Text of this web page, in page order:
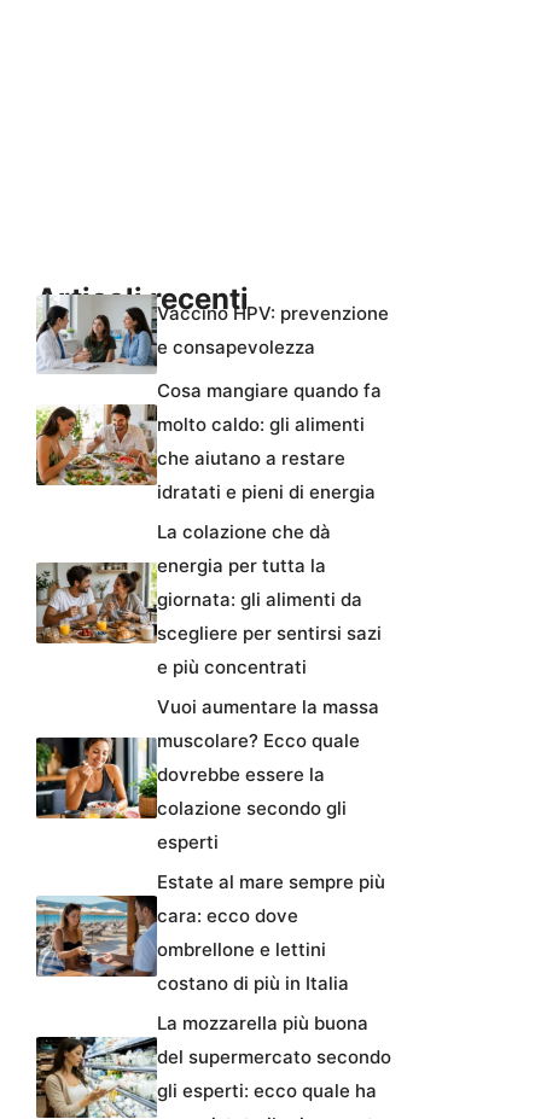
Articoli recentiVaccino HPV: prevenzione
e consapevolezza
Cosa mangiare quando fa
molto caldo: gli alimenti
che aiutano a restare
idratati e pieni di energia
La colazione che dà
energia per tutta la
giornata: gli alimenti da
scegliere per sentirsi sazi
e più concentrati
Vuoi aumentare la massa
muscolare? Ecco quale
dovrebbe essere la
colazione secondo gli
esperti
Estate al mare sempre più
cara: ecco dove
ombrellone e lettini
costano di più in Italia
La mozzarella più buona
del supermercato secondo
gli esperti: ecco quale ha